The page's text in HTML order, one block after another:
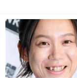
「私たちの儲
してくださいね